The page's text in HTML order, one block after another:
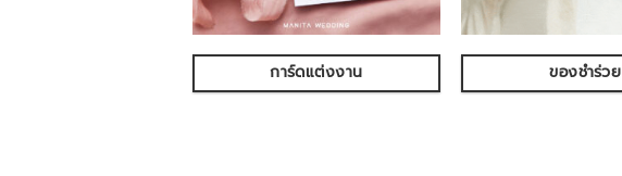
การ์ดแต่งงาน ของชำร่วย